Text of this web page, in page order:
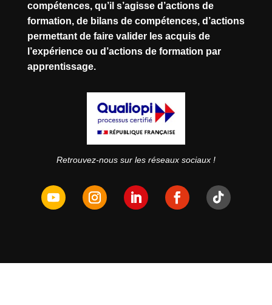
compétences, qu’il s’agisse d’actions de
formation, de bilans de compétences, d’actions
permettant de faire valider les acquis de
l’expérience ou d’actions de formation par
apprentissage.
Retrouvez-nous sur les réseaux sociaux !